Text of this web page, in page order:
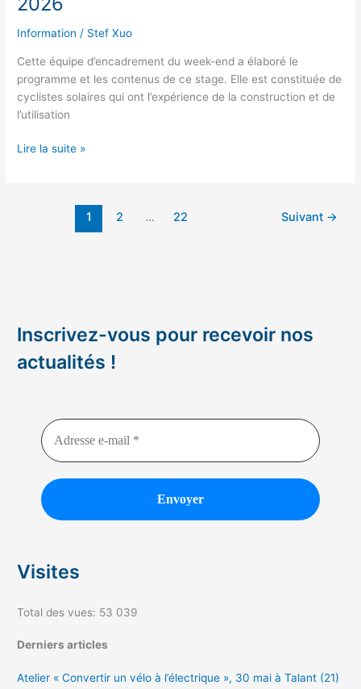
12
avril
Information / Stef Xuo
Cette équipe d’encadrement du week-end a élaboré le
programme et les contenus de ce stage. Elle est constituée de
cyclistes solaires qui ont l’expérience de la construction et de
l’utilisation
Équipe
Lire la suite »
1 2 … 22 Suivant →
Inscrivez-vous pour recevoir nos
actualités !
Visites
Total des vues: 53 039
Derniers articles
Atelier « Convertir un vélo à l’électrique », 30 mai à Talant (21)